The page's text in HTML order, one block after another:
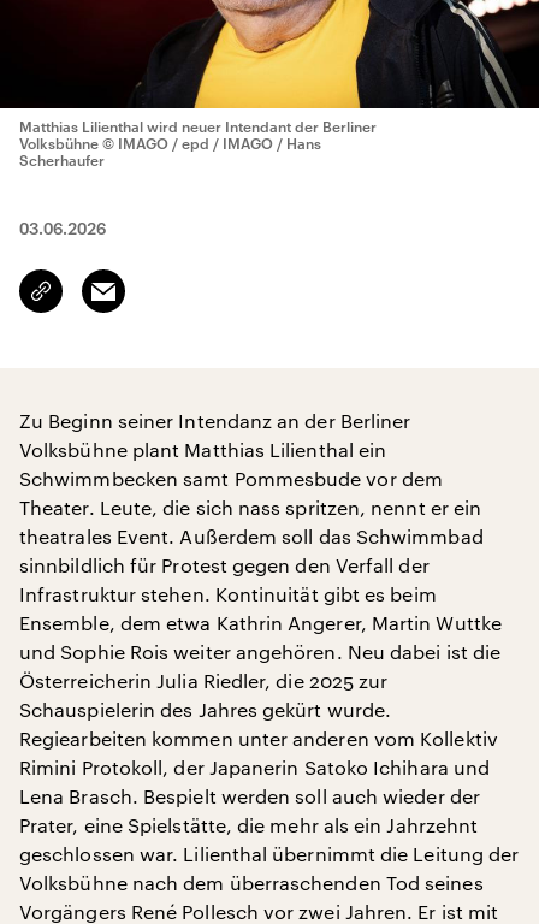
Matthias Lilienthal wird neuer Intendant der Berliner
Volksbühne © IMAGO / epd / IMAGO / Hans
Scherhaufer
03.06.2026
Link
kopieren/teilen
Email
Zu Beginn seiner Intendanz an der Berliner
Volksbühne plant Matthias Lilienthal ein
Schwimmbecken samt Pommesbude vor dem
Theater. Leute, die sich nass spritzen, nennt er ein
theatrales Event. Außerdem soll das Schwimmbad
sinnbildlich für Protest gegen den Verfall der
Infrastruktur stehen. Kontinuität gibt es beim
Ensemble, dem etwa Kathrin Angerer, Martin Wuttke
und Sophie Rois weiter angehören. Neu dabei ist die
Österreicherin Julia Riedler, die 2025 zur
Schauspielerin des Jahres gekürt wurde.
Regiearbeiten kommen unter anderen vom Kollektiv
Rimini Protokoll, der Japanerin Satoko Ichihara und
Lena Brasch. Bespielt werden soll auch wieder der
Prater, eine Spielstätte, die mehr als ein Jahrzehnt
geschlossen war. Lilienthal übernimmt die Leitung der
Volksbühne nach dem überraschenden Tod seines
Vorgängers René Pollesch vor zwei Jahren. Er ist mit